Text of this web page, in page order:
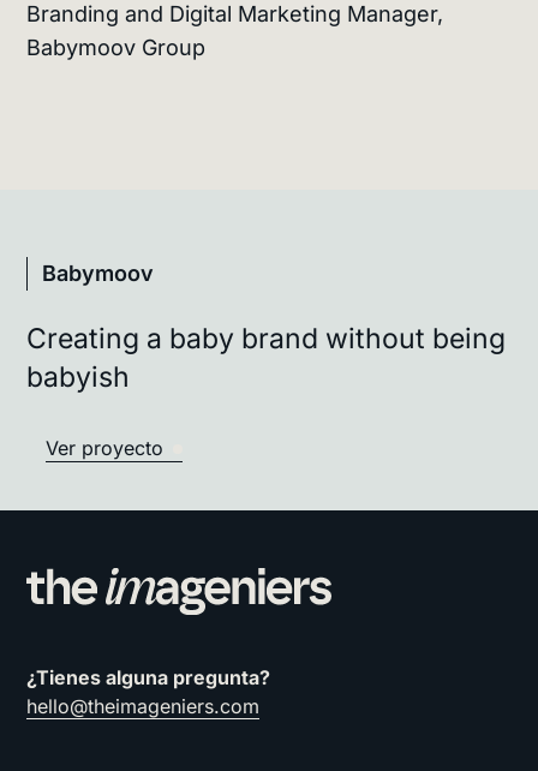
Branding and Digital Marketing Manager,
Babymoov Group
Babymoov
Creating a baby brand without being
babyish
Ver proyecto
¿Tienes alguna pregunta?
hello@theimageniers.com